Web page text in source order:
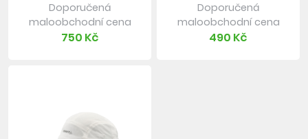
Doporučená
maloobchodní cena
750 Kč
Doporučená
maloobchodní cena
490 Kč